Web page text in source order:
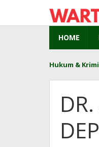
content
HOME
Hukum &